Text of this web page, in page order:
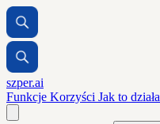
szper.ai
Funkcje Korzyści Jak to działa